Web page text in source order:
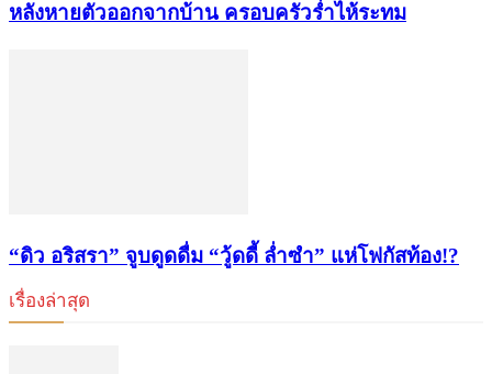
หลังหายตัวออกจากบ้าน ครอบครัวร่ำไห้ระทม
“ดิว อริสรา” จูบดูดดื่ม “วู้ดดี้ ล่ำซำ” แห่โฟกัสท้อง!?
เรื่องล่าสุด